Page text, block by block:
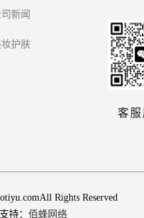
新闻
护肤
客
Rights Reserved
持： 佰蜂网络